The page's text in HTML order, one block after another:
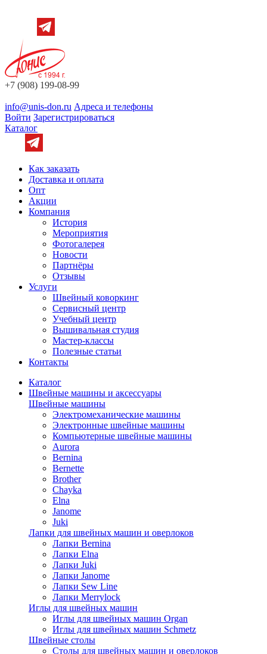
+7 (908) 199-08-99
info@unis-don.ru Адреса и телефоны
Войти Зарегистрироваться
Каталог
Как заказать
Доставка и оплата
Опт
Акции
Компания
История
Мероприятия
Фотогалерея
Новости
Партнёры
Отзывы
Услуги
Швейный коворкинг
Сервисный центр
Учебный центр
Вышивальная студия
Мастер-классы
Полезные статьи
Контакты
Каталог
Швейные машины и аксессуары
Швейные машины
Электромеханические машины
Электронные швейные машины
Компьютерные швейные машины
Aurora
Bernina
Bernette
Brother
Chayka
Elna
Janome
Juki
Лапки для швейных машин и оверлоков
Лапки Bernina
Лапки Elna
Лапки Juki
Лапки Janome
Лапки Sew Line
Лапки Merrylock
Иглы для швейных машин
Иглы для швейных машин Organ
Иглы для швейных машин Schmetz
Швейные столы
Столы для швейных машин и оверлоков